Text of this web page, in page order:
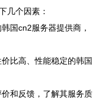
几个因素：
国cn2服务器提供商，
比高、性能稳定的韩国
和反馈，了解其服务质